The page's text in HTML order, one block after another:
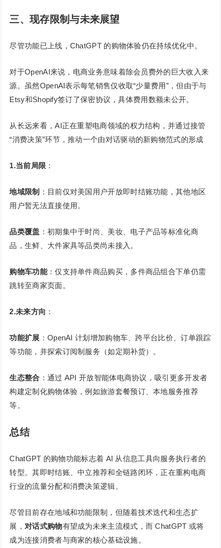
三、现存限制与未来展望
尽管功能已上线，ChatGPT 的购物体验仍在持续优化中。
对于OpenAI来说，电商业务意味着除会员费外的巨大收入来
源。虽然OpenAI表示每笔销售仅收取“少量费用”，但由于与
Etsy和Shopify签订了保密协议，具体费用数额未公开。
从长远来看，AI正在重塑电商领域的权力结构，并通过接管
“消费决策”环节，推动一个由对话驱动的新购物范式的形成
1.当前局限 ：
地域限制 ：目前仅对美国用户开放即时结账功能，其他地区
用户暂无法直接使用。
品类覆盖 ：初期集中于时尚、美妆、电子产品等标准化商
品，生鲜、大件家具等品类尚未接入。
购物车功能：仅支持单件商品购买，多件商品组合下单仍需
跳转至商家页面。
2.未来方向 ：
功能扩展 ：OpenAI 计划增加购物车、跨平台比价、订单跟踪
等功能，并探索订阅制服务（如定期补货）。
生态整合 ：通过 API 开放智能体电商协议，吸引更多开发者
构建定制化购物体验，例如旅游套餐预订、本地服务推荐
等。
总结
ChatGPT 的购物功能标志着 AI 从信息工具向服务执行者的
转型。其即时结账、中立推荐和全链路闭环，正在重构电商
行业的流量分配和消费决策逻辑。
尽管目前存在地域和功能限制，但随着技术迭代和生态扩
展， 对话式购物有望成为未来主流模式，而 ChatGPT 或将
成为连接消费者与商家的核心基础设施。